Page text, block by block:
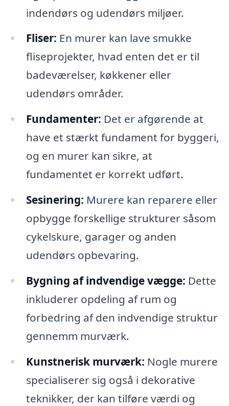
indendørs og udendørs miljøer.
Fliser: En murer kan lave smukke
fliseprojekter, hvad enten det er til
badeværelser, køkkener eller
udendørs områder.
Fundamenter: Det er afgørende at
have et stærkt fundament for byggeri,
og en murer kan sikre, at
fundamentet er korrekt udført.
Sesinering: Murere kan reparere eller
opbygge forskellige strukturer såsom
cykelskure, garager og anden
udendørs opbevaring.
Bygning af indvendige vægge: Dette
inkluderer opdeling af rum og
forbedring af den indvendige struktur
gennemm murværk.
Kunstnerisk murværk: Nogle murere
specialiserer sig også i dekorative
teknikker, der kan tilføre værdi og